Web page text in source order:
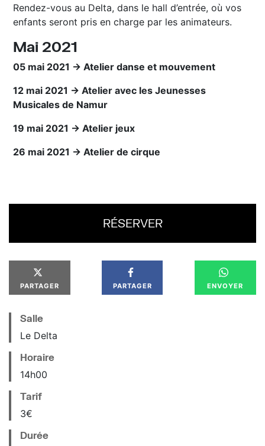
Rendez-vous au Delta, dans le hall d’entrée, où vos
enfants seront pris en charge par les animateurs.
Mai 2021
05 mai 2021 → Atelier danse et mouvement
12 mai 2021 → Atelier avec les Jeunesses
Musicales de Namur
19 mai 2021 → Atelier jeux
26 mai 2021 → Atelier de cirque
RÉSERVER
PARTAGER PARTAGER ENVOYER
Salle
Le Delta
Horaire
14h00
Tarif
3€
Durée